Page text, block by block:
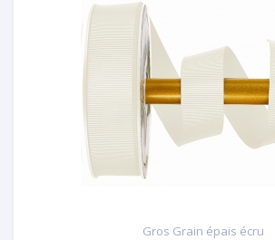
Gros Grain épais écru